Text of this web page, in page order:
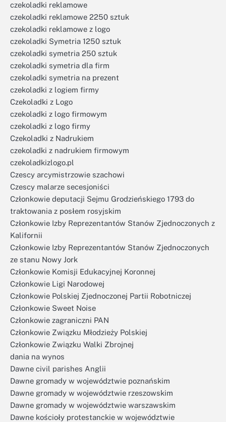
czekoladki reklamowe
czekoladki reklamowe 2250 sztuk
czekoladki reklamowe z logo
czekoladki Symetria 1250 sztuk
czekoladki symetria 250 sztuk
czekoladki symetria dla firm
czekoladki symetria na prezent
czekoladki z logiem firmy
Czekoladki z Logo
czekoladki z logo firmowym
czekoladki z logo firmy
Czekoladki z Nadrukiem
czekoladki z nadrukiem firmowym
czekoladkizlogo.pl
Czescy arcymistrzowie szachowi
Czescy malarze secesjoniści
Członkowie deputacji Sejmu Grodzieńskiego 1793 do
traktowania z posłem rosyjskim
Członkowie Izby Reprezentantów Stanów Zjednoczonych z
Kalifornii
Członkowie Izby Reprezentantów Stanów Zjednoczonych
ze stanu Nowy Jork
Członkowie Komisji Edukacyjnej Koronnej
Członkowie Ligi Narodowej
Członkowie Polskiej Zjednoczonej Partii Robotniczej
Członkowie Sweet Noise
Członkowie zagraniczni PAN
Członkowie Związku Młodzieży Polskiej
Członkowie Związku Walki Zbrojnej
dania na wynos
Dawne civil parishes Anglii
Dawne gromady w województwie poznańskim
Dawne gromady w województwie rzeszowskim
Dawne gromady w województwie warszawskim
Dawne kościoły protestanckie w województwie